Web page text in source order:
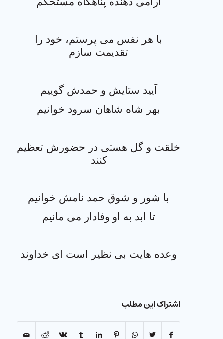
با هر نفس می پرستم، خود را
تقديمت سازم
آیید ستایش و حمدش گوييم
بهر شاه شاهان سرود خوانیم
خلقت و گل هستی در حضورش تعظیم
کنند
با شور و شوق حمد نامش خوانیم
تا ابد به او وفادار می مانیم
وعده هایت بی نظیر است ای خداوند
اشتراک این مطلب